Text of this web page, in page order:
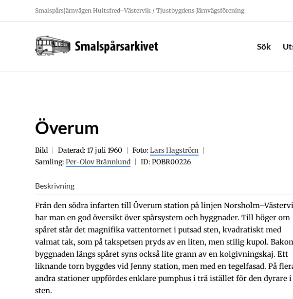
Smalspårsjärnvägen Hultsfred–Västervik / Tjustbygdens Järnvägsförening
Sök
Överum
Bild Daterad: 17 juli 1960 Foto: Lars Hagström
Samling: Per-Olov Brännlund ID: POBR00226
Beskrivning
Från den södra infarten till Överum station på linjen
har man en god översikt över spårsystem och byggnader. Till höger om
spåret står det magnifika vattentornet i putsad sten, kvadratiskt med
valmat tak, som på takspetsen pryds av en liten, men stilig kupol.
byggnaden längs spåret syns också lite grann av en kolgivningskaj. Ett
liknande torn byggdes vid Jenny station, men med en tegelfasad. På
andra stationer uppfördes enklare pumphus i trä istället för den dyrare i
sten.